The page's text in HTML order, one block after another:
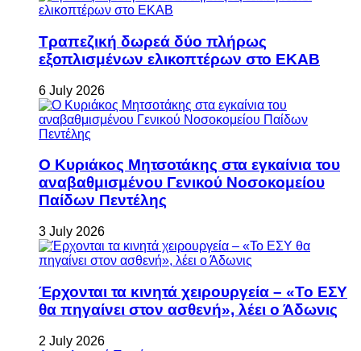
Τραπεζική δωρεά δύο πλήρως
εξοπλισμένων ελικοπτέρων στο ΕΚΑΒ
6 July 2026
Ο Κυριάκος Μητσοτάκης στα εγκαίνια του
αναβαθμισμένου Γενικού Νοσοκομείου
Παίδων Πεντέλης
3 July 2026
Έρχονται τα κινητά χειρουργεία – «Το ΕΣΥ
θα πηγαίνει στον ασθενή», λέει ο Άδωνις
2 July 2026